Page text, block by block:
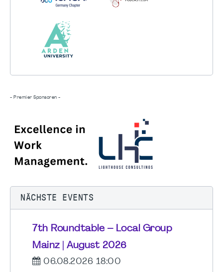
- Premier Sponsoren -
NÄCHSTE EVENTS
7th Roundtable – Local Group
Mainz | August 2026
06.08.2026 18:00